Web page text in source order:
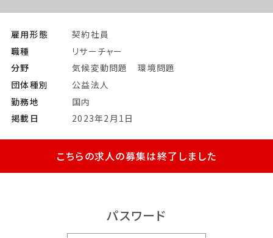
雇用形態
契約社員
職種
リサーチャー
分野
気候変動問題
環境問題
団体種別
公益法人
勤務地
国内
掲載日
2023年2月1日
こちらの求人の募集は終了しました
パスワード